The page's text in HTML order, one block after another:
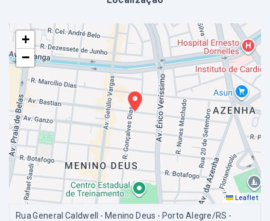
+
−
Leaflet
Rua General Caldwell - Menino Deus - Porto Alegre/RS -